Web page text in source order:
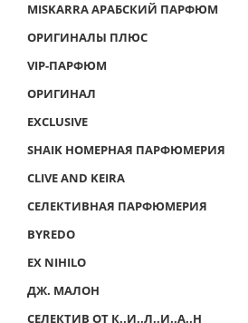
MISKARRA АРАБСКИЙ ПАРФЮМ
ОРИГИНАЛЫ ПЛЮС
VIP-ПАРФЮМ
ОРИГИНАЛ
EXCLUSIVE
SHAIK НОМЕРНАЯ ПАРФЮМЕРИЯ
CLIVE AND KEIRA
СЕЛЕКТИВНАЯ ПАРФЮМЕРИЯ
BYREDO
EX NIHILO
ДЖ. МАЛОН
СЕЛЕКТИВ ОТ К..И..Л..И..А..Н